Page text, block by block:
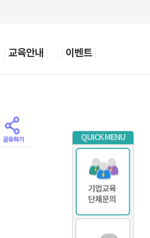
교육안내 이벤트
QUICK MENU